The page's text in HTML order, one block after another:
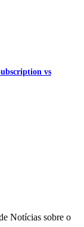
vs
Notícias sobre o